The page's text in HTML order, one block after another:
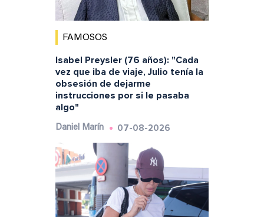
FAMOSOS
Isabel Preysler (76 años): "Cada
vez que iba de viaje, Julio tenía la
obsesión de dejarme
instrucciones por si le pasaba
algo"
Daniel Marín 07-08-2026